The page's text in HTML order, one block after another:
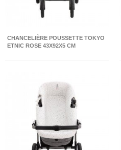
CHANCELIÈRE POUSSETTE TOKYO
ETNIC ROSE 43X92X5 CM